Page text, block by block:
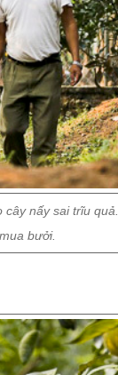
nấy sai trĩu
bưởi.